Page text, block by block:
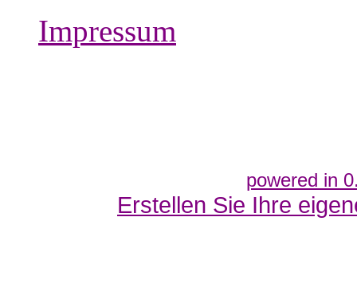
Impressum
powered in
Erstellen Sie Ihre